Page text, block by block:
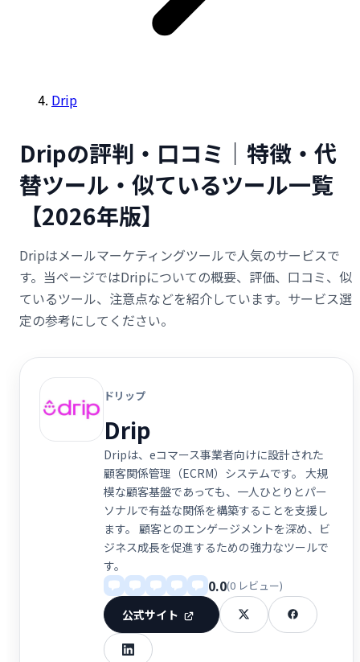
Drip
Dripの評判・口コミ｜特徴・代
替ツール・似ているツール一覧
【2026年版】
Dripはメールマーケティングツールで人気のサービスで
す。当ページではDripについての概要、評価、口コミ、似
ているツール、注意点などを紹介しています。サービス選
定の参考にしてください。
ドリップ
Drip
Dripは、eコマース事業者向けに設計された
顧客関係管理（ECRM）システムです。 大規
模な顧客基盤であっても、一人ひとりとパー
ソナルで有益な関係を構築することを支援し
ます。 顧客とのエンゲージメントを深め、ビ
ジネス成長を促進するための強力なツールで
す。
0.0(0 レビュー)
公式サイト